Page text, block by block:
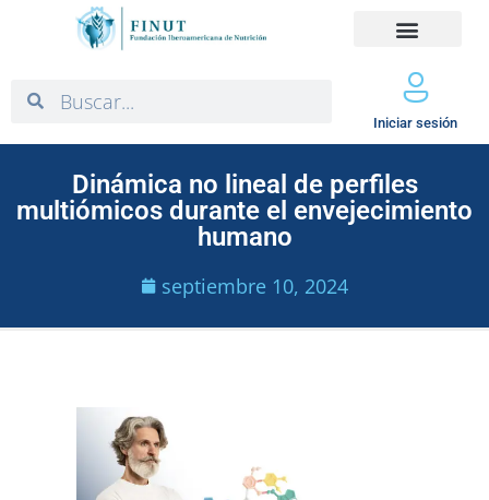
Iniciar sesión
Dinámica no lineal de perfiles
multiómicos durante el envejecimiento
humano
septiembre 10, 2024